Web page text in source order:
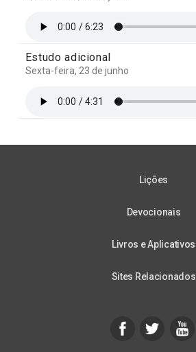
Estudo adicional
Sexta-feira, 23 de junho
Lições
Devocionais
Livros e Aplicativos
Sites Relacionados